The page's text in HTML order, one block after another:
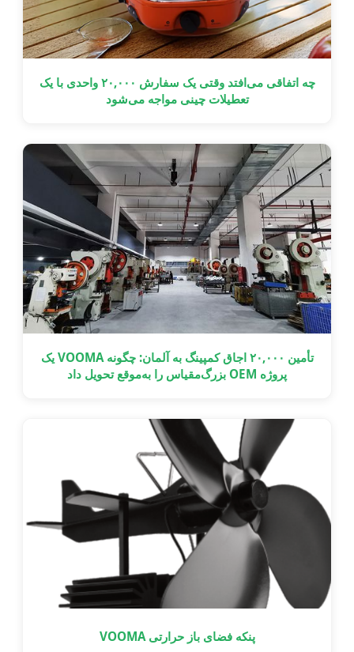
چه اتفاقی می‌افتد وقتی یک سفارش ۲۰,۰۰۰ واحدی با یک
تعطیلات چینی مواجه می‌شود
تأمین ۲۰,۰۰۰ اجاق کمپینگ به آلمان: چگونه VOOMA یک
پروژه OEM بزرگ‌مقیاس را به‌موقع تحویل داد
پنکه فضای باز حرارتی VOOMA